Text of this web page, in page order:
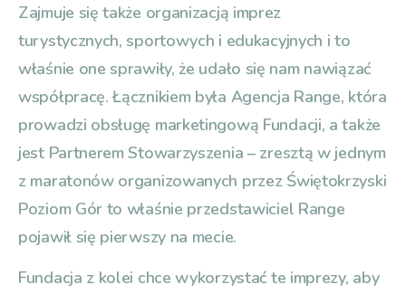
Zajmuje się także organizacją imprez
turystycznych, sportowych i edukacyjnych i to
właśnie one sprawiły, że udało się nam nawiązać
współpracę. Łącznikiem była Agencja Range, która
prowadzi obsługę marketingową Fundacji, a także
jest Partnerem Stowarzyszenia – zresztą w jednym
z maratonów organizowanych przez Świętokrzyski
Poziom Gór to właśnie przedstawiciel Range
pojawił się pierwszy na mecie.
Fundacja z kolei chce wykorzystać te imprezy, aby